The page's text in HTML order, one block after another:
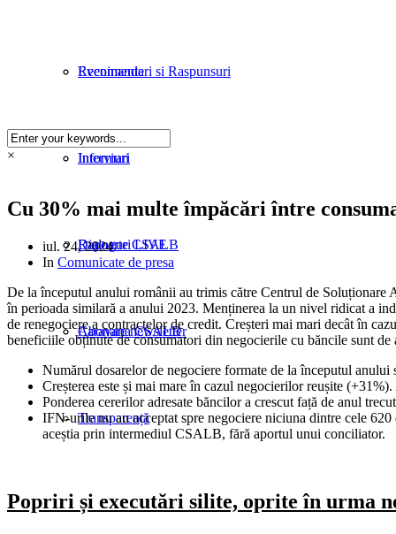
Evenimente
Informari
Rapoarte CSALB
Caravana CSALB
Transparență
Recomandari si Raspunsuri
Interviuri
Dialoguri LIVE
Abonare newsletter
×
Cu 30% mai multe împăcări între
iul. 24, 2024
In Comunicate de presa
De la începutul anului românii au trimis către Centrul de
în perioada similară a anului 2023. Menținerea la un nivel ridicat a
de renegociere a contractelor de credit. Creșteri mai mari decât în
beneficiile obținute de consumatori din negocierile cu băncile sunt
Numărul dosarelor de negociere formate de la începutul
Creșterea este și mai mare în cazul negocierilor reușite
Ponderea cererilor adresate băncilor a crescut față de anul
IFN-urile nu au acceptat spre negociere niciuna dintre cele
aceștia prin intermediul CSALB, fără aportul unui conciliator.
Popriri și executări silite, oprite în urma